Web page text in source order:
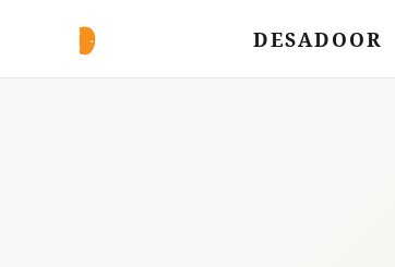
DESADOOR